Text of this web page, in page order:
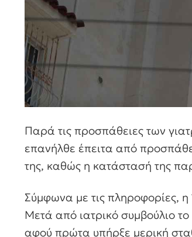
Παρά τις προσπάθειες των
επανήλθε έπειτα από
της, καθώς η κατάστασή της
Σύμφωνα με τις πληροφορίες,
Μετά από ιατρικό συμβούλιο
αφού πρώτα υπήρξε μερική